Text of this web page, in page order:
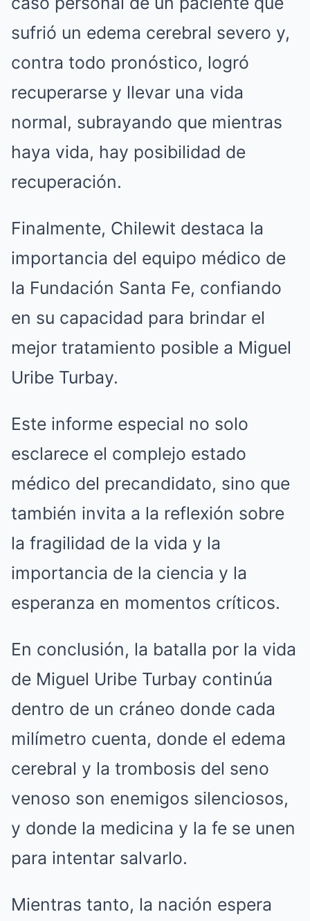
sufrió un edema cerebral severo y,
contra todo pronóstico, logró
recuperarse y llevar una vida
normal, subrayando que mientras
haya vida, hay posibilidad de
recuperación.
Finalmente, Chilewit destaca la
importancia del equipo médico de
la Fundación Santa Fe, confiando
en su capacidad para brindar el
mejor tratamiento posible a Miguel
Uribe Turbay.
Este informe especial no solo
esclarece el complejo estado
médico del precandidato, sino que
también invita a la reflexión sobre
la fragilidad de la vida y la
importancia de la ciencia y la
esperanza en momentos críticos.
En conclusión, la batalla por la vida
de Miguel Uribe Turbay continúa
dentro de un cráneo donde cada
milímetro cuenta, donde el edema
cerebral y la trombosis del seno
venoso son enemigos silenciosos,
y donde la medicina y la fe se unen
para intentar salvarlo.
Mientras tanto, la nación espera